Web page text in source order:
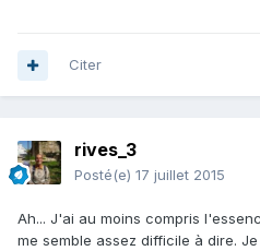
Citer
rives_3
Posté(e) 17 juillet 2015
Ah... J'ai au moins compris
me semble assez difficile à dire.